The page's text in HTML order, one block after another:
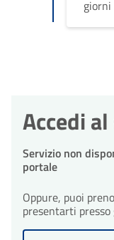
giorni
Accedi
Servizio non
portale
Oppure, puoi
presentarti